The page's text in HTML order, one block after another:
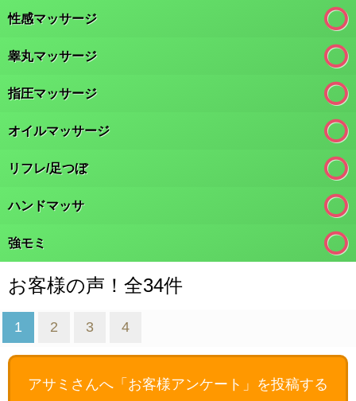
性感マッサージ
睾丸マッサージ
指圧マッサージ
オイルマッサージ
リフレ/足つぼ
ハンドマッサ
強モミ
お客様の声！全34件
1 2 3 4
アサミさんへ 「お客様アンケート」を投稿する